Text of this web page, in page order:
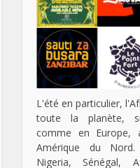
L'été en particulier,
toute la planète,
comme en Europe,
Amérique du Nord.
Nigeria, Sénégal,